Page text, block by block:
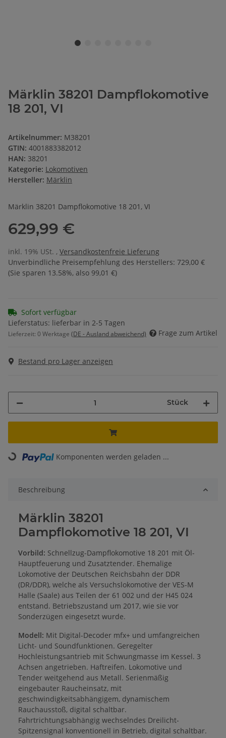
Märklin 38201 Dampflokomotive
18 201, VI
Artikelnummer: M38201
GTIN: 4001883382012
HAN: 38201
Kategorie: Lokomotiven
Hersteller: Märklin
Märklin 38201 Dampflokomotive 18 201, VI
629,99 €
inkl. 19% USt. , Versandkostenfreie Lieferung
Unverbindliche Preisempfehlung des Herstellers: 729,00 €
(Sie sparen 13.58%, also 99,01 €)
Sofort verfügbar
Lieferstatus: lieferbar in 2-5 Tagen
Lieferzeit: 0 Werktage (DE - Ausland abweichend) Frage zum Artikel
Bestand pro Lager anzeigen
Stück
Loading... Komponenten werden geladen ...
Beschreibung
Märklin 38201
Dampflokomotive 18 201, VI
Vorbild: Schnellzug-Dampflokomotive 18 201 mit Öl-
Hauptfeuerung und Zusatztender. Ehemalige
Lokomotive der Deutschen Reichsbahn der DDR
(DR/DDR), welche als Versuchslokomotive der VES-M
Halle (Saale) aus Teilen der 61 002 und der H45 024
entstand. Betriebszustand um 2017, wie sie vor
Sonderzügen eingesetzt wurde.
Modell: Mit Digital-Decoder mfx+ und umfangreichen
Licht- und Soundfunktionen. Geregelter
Hochleistungsantrieb mit Schwungmasse im Kessel. 3
Achsen angetrieben. Haftreifen. Lokomotive und
Tender weitgehend aus Metall. Serienmäßig
eingebauter Raucheinsatz, mit
geschwindigkeitsabhängigem, dynamischem
Rauchausstoß, digital schaltbar.
Fahrtrichtungsabhängig wechselndes Dreilicht-
Spitzensignal konventionell in Betrieb, digital schaltbar.